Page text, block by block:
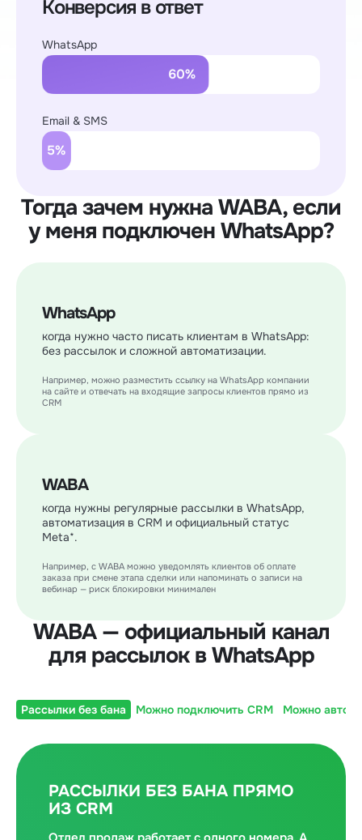
Конверсия в ответ
WhatsApp
Email & SMS
Тогда зачем нужна WABA, если
у меня подключен WhatsApp?
WhatsApp
когда нужно часто писать клиентам в WhatsApp:
без рассылок и сложной автоматизации.
Например, можно разместить ссылку на WhatsApp компании
на сайте и отвечать на входящие запросы клиентов прямо из
CRM
WABA
когда нужны регулярные рассылки в WhatsApp,
автоматизация в CRM и официальный статус
Meta*.
Например, с WABA можно уведомлять клиентов об оплате
заказа при смене этапа сделки или напоминать о записи на
вебинар — риск блокировки минимален
WABA — официальный канал
для рассылок в WhatsApp
Рассылки без бана Можно подключить CRM Можно
РАССЫЛКИ БЕЗ БАНА ПРЯМО
ИЗ CRM